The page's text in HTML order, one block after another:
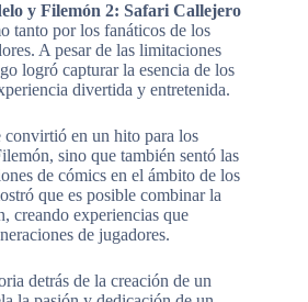
y Filemón 2: Safari Callejero
tanto por los fanáticos de los
A pesar de las limitaciones
logró capturar la esencia de los
divertida y entretenida.
convirtió en un hito para los
sino que también sentó las
de cómics en el ámbito de los
que es posible combinar la
creando experiencias que
de jugadores.
detrás de la creación de un